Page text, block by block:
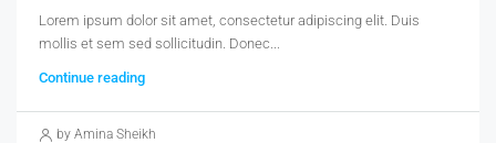
Lorem ipsum dolor sit amet, consectetur adipiscing elit. Duis
mollis et sem sed sollicitudin. Donec...
Continue reading
by Amina Sheikh